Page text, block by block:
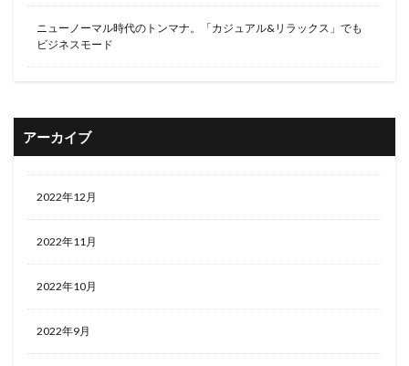
ニューノーマル時代のトンマナ。「カジュアル&リラックス」でも
ビジネスモード
アーカイブ
2022年12月
2022年11月
2022年10月
2022年9月